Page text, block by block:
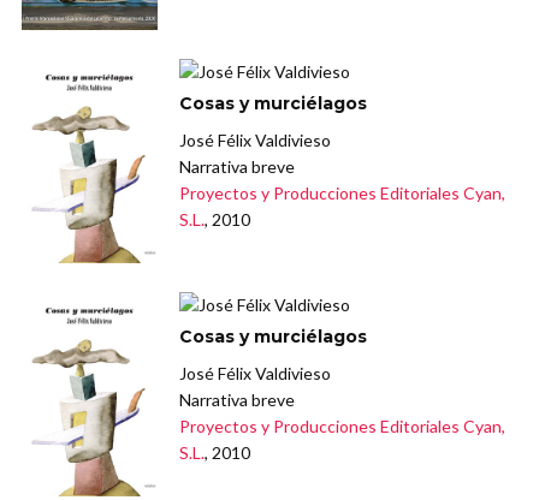
Cosas y murciélagos
José Félix Valdivieso
Narrativa breve
Proyectos y Producciones Editoriales Cyan,
S.L., 2010
Cosas y murciélagos
José Félix Valdivieso
Narrativa breve
Proyectos y Producciones Editoriales Cyan,
S.L., 2010